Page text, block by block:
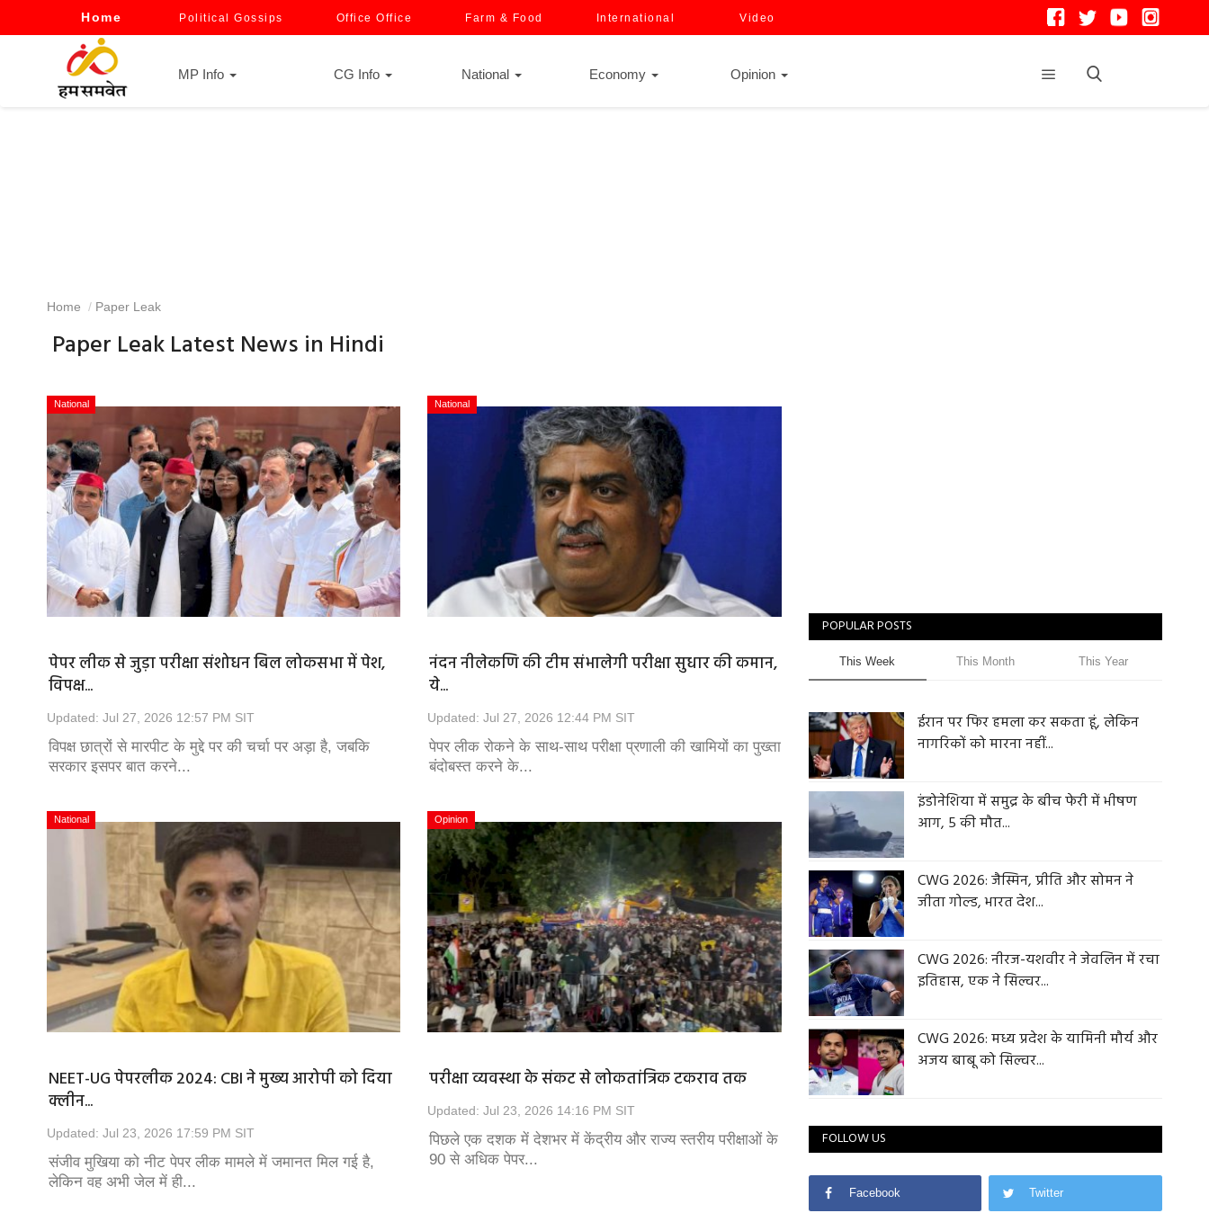
Home Political Gossips Office Office Farm & Food International Video
MP Info CG Info National Economy Opinion
Home Paper Leak
Paper Leak Latest News in Hindi
National
पेपर लीक से जुड़ा परीक्षा संशोधन बिल लोकसभा में पेश,
विपक्ष...
Updated: Jul 27, 2026 12:57 PM SIT
विपक्ष छात्रों से मारपीट के मुद्दे पर की चर्चा पर अड़ा है, जबकि
सरकार इसपर बात करने...
National
नंदन नीलेकणि की टीम संभालेगी परीक्षा सुधार की कमान,
ये...
Updated: Jul 27, 2026 12:44 PM SIT
पेपर लीक रोकने के साथ-साथ परीक्षा प्रणाली की खामियों का पुख्ता
बंदोबस्त करने के...
National
NEET-UG पेपरलीक 2024: CBI ने मुख्य आरोपी को दिया
क्लीन...
Updated: Jul 23, 2026 17:59 PM SIT
संजीव मुखिया को नीट पेपर लीक मामले में जमानत मिल गई है,
लेकिन वह अभी जेल में ही...
Opinion
परीक्षा व्यवस्था के संकट से लोकतांत्रिक टकराव तक
Updated: Jul 23, 2026 14:16 PM SIT
पिछले एक दशक में देशभर में केंद्रीय और राज्य स्तरीय परीक्षाओं के
90 से अधिक पेपर...
POPULAR POSTS
This Week This Month This Year
ईरान पर फिर हमला कर सकता हूं, लेकिन
नागरिकों को मारना नहीं...
इंडोनेशिया में समुद्र के बीच फेरी में भीषण
आग, 5 की मौत...
CWG 2026: जैस्मिन, प्रीति और सोमन ने
जीता गोल्ड, भारत देश...
CWG 2026: नीरज-यशवीर ने जेवलिन में रचा
इतिहास, एक ने सिल्वर...
CWG 2026: मध्य प्रदेश के यामिनी मौर्य और
अजय बाबू को सिल्वर...
FOLLOW US
Facebook Twitter